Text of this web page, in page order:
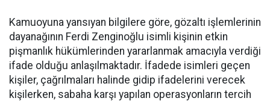
Kamuoyuna yansıyan bilgilere göre, gözaltı işlemlerinin
dayanağının Ferdi Zenginoğlu isimli kişinin etkin
pişmanlık hükümlerinden yararlanmak amacıyla verdiği
ifade olduğu anlaşılmaktadır. İfadede isimleri geçen
kişiler, çağrılmaları halinde gidip ifadelerini verecek
kişilerken, sabaha karşı yapılan operasyonların tercih